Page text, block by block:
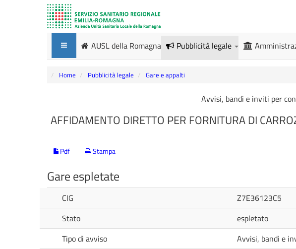
AUSL della Romagna Pubblicità legale
Home Pubblicità legale Gare e appalti
Avvisi, bandi e inviti per
AFFIDAMENTO DIRETTO PER FORNITURA DI
Pdf Stampa
Gare espletate
CIG
Z7E36123C5
Stato
espletato
Tipo di avviso
Avvisi, bandi e